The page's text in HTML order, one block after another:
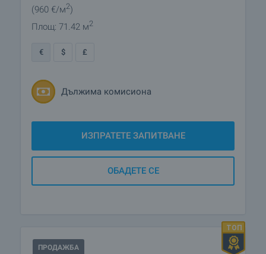
(960 €/м2)
Площ: 71.42 м2
€ $ £
Дължима комисиона
ИЗПРАТЕТЕ ЗАПИТВАНЕ
ОБАДЕТЕ СЕ
ПРОДАЖБА